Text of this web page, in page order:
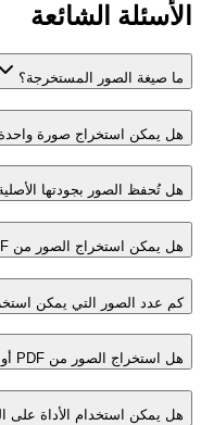
الأسئلة الشائعة
ما صيغة الصور المستخرجة؟
هل يمكن استخراج صورة
هل تُحفظ الصور بجودتها
هل يمكن استخراج الصور من PDF مسحوب ضوئياً؟
كم عدد الصور التي يمكن
هل استخراج الصور من PDF أون لاين آمن؟
هل يمكن استخدام الأداة على